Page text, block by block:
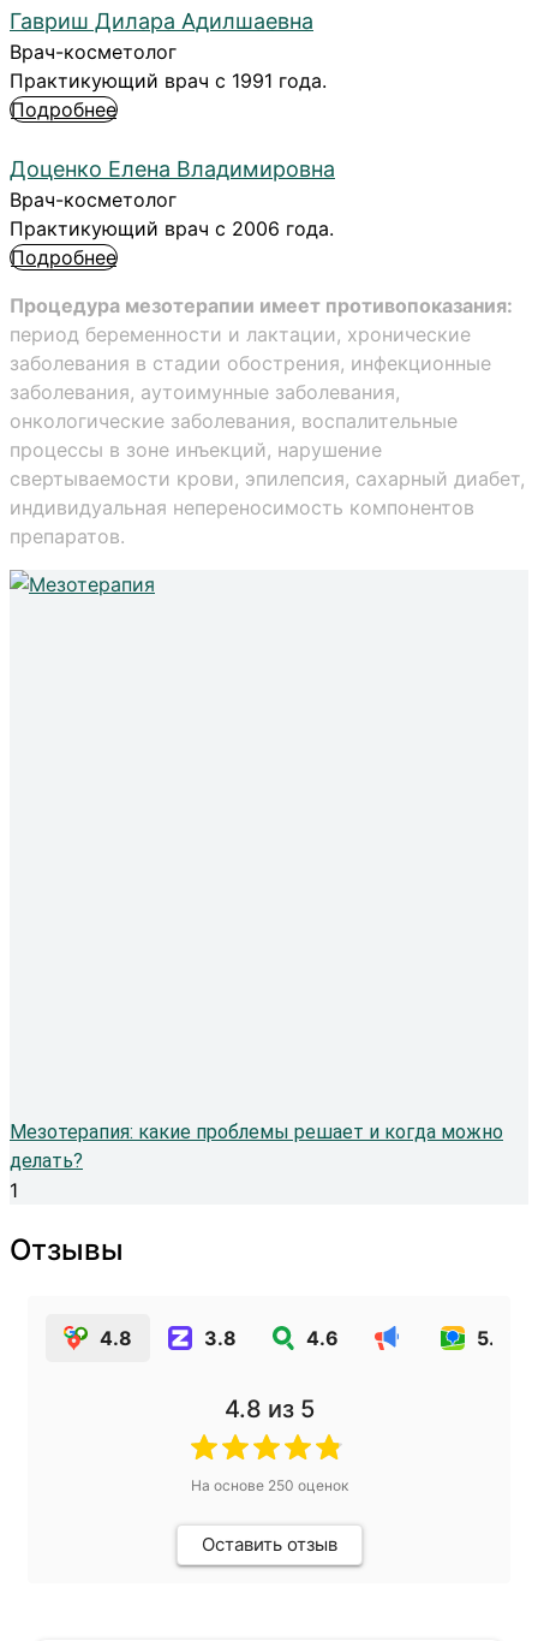
Гавриш Дилара Адилшаевна
Врач-косметолог
Практикующий врач с 1991 года.
Подробнее
Доценко Елена Владимировна
Врач-косметолог
Практикующий врач с 2006 года.
Подробнее
Процедура мезотерапии имеет противопоказания:
период беременности и лактации, хронические
заболевания в стадии обострения, инфекционные
заболевания, аутоимунные заболевания,
онкологические заболевания, воспалительные
процессы в зоне инъекций, нарушение
свертываемости крови, эпилепсия, сахарный диабет,
индивидуальная непереносимость компонентов
препаратов.
Мезотерапия: какие проблемы решает и когда можно
делать?
Отзывы
4.8 3.8 4.6 5.0
4.8 из 5
На основе 250 оценок
Оставить отзыв